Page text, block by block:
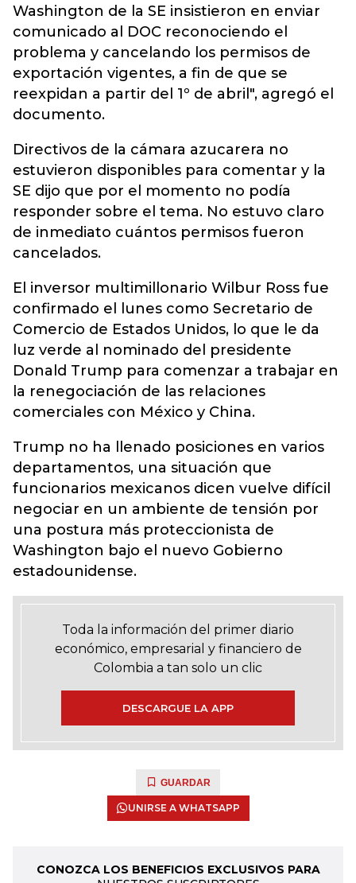
Washington de la SE insistieron en enviar
comunicado al DOC reconociendo el
problema y cancelando los permisos de
exportación vigentes, a fin de que se
reexpidan a partir del 1º de abril", agregó el
documento.
Directivos de la cámara azucarera no
estuvieron disponibles para comentar y la
SE dijo que por el momento no podía
responder sobre el tema. No estuvo claro
de inmediato cuántos permisos fueron
cancelados.
El inversor multimillonario Wilbur Ross fue
confirmado el lunes como Secretario de
Comercio de Estados Unidos, lo que le da
luz verde al nominado del presidente
Donald Trump para comenzar a trabajar en
la renegociación de las relaciones
comerciales con México y China.
Trump no ha llenado posiciones en varios
departamentos, una situación que
funcionarios mexicanos dicen vuelve difícil
negociar en un ambiente de tensión por
una postura más proteccionista de
Washington bajo el nuevo Gobierno
estadounidense.
Toda la información del primer diario
económico, empresarial y financiero de
Colombia a tan solo un clic
DESCARGUE LA APP
GUARDAR
UNIRSE A WHATSAPP
CONOZCA LOS BENEFICIOS EXCLUSIVOS PARA